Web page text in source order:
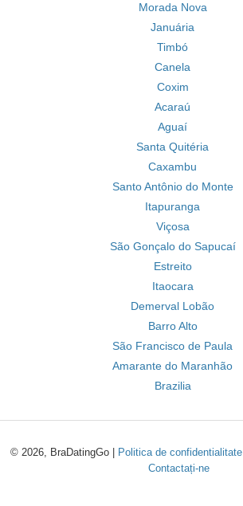
Morada Nova
Januária
Timbó
Canela
Coxim
Acaraú
Aguaí
Santa Quitéria
Caxambu
Santo Antônio do Monte
Itapuranga
Viçosa
São Gonçalo do Sapucaí
Estreito
Itaocara
Demerval Lobão
Barro Alto
São Francisco de Paula
Amarante do Maranhão
Brazilia
© 2026, BraDatingGo | Politica de confidentialitate
Contactați-ne